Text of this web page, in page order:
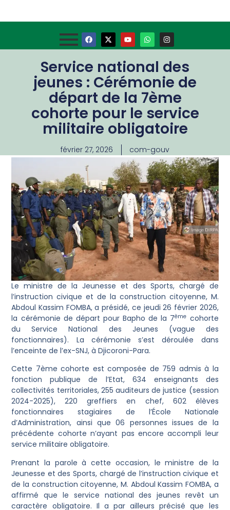
Service national des
jeunes : Cérémonie de
départ de la 7ème
cohorte pour le service
militaire obligatoire
février 27, 2026 com-gouv
Le ministre de la Jeunesse et des Sports, chargé de
l’instruction civique et de la construction citoyenne, M.
Abdoul Kassim FOMBA, a présidé, ce jeudi 26 février 2026,
la cérémonie de départ pour Bapho de la 7ème cohorte
du Service National des Jeunes (vague des
fonctionnaires). La cérémonie s’est déroulée dans
l’enceinte de l’ex-SNJ, à Djicoroni-Para.
Cette 7ème cohorte est composée de 759 admis à la
fonction publique de l’Etat, 634 enseignants des
collectivités territoriales, 255 auditeurs de justice (session
2024-2025), 220 greffiers en chef, 602 élèves
fonctionnaires stagiaires de l’École Nationale
d’Administration, ainsi que 06 personnes issues de la
précédente cohorte n’ayant pas encore accompli leur
service militaire obligatoire.
Prenant la parole à cette occasion, le ministre de la
Jeunesse et des Sports, chargé de l’instruction civique et
de la construction citoyenne, M. Abdoul Kassim FOMBA, a
affirmé que le service national des jeunes revêt un
caractère obligatoire. Il a par ailleurs précisé que les